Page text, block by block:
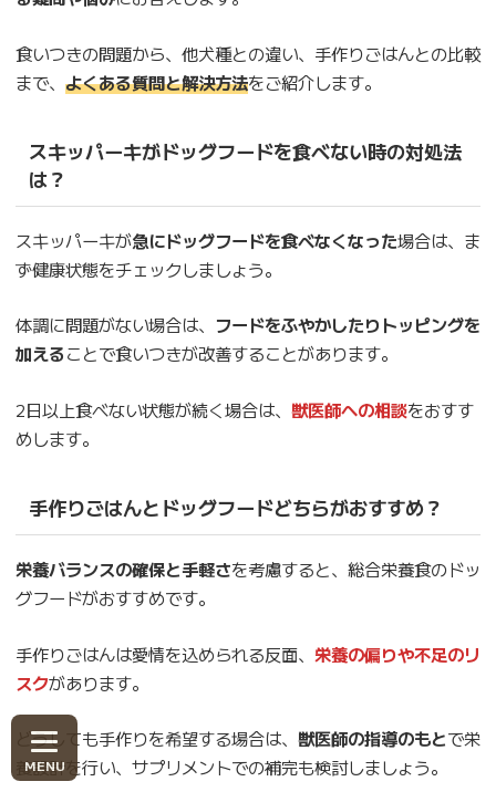
食いつきの問題から、他犬種との違い、手作りごはんとの比較
まで、 よくある質問と解決方法をご紹介します。
スキッパーキがドッグフードを食べない時の対処法
は？
スキッパーキが急にドッグフードを食べなくなった場合は、ま
ず健康状態をチェックしましょう。
体調に問題がない場合は、 フードをふやかしたりトッピングを
加えることで食いつきが改善することがあります。
2日以上食べない状態が続く場合は、 獣医師への相談をおすす
めします。
手作りごはんとドッグフードどちらがおすすめ？
栄養バランスの確保と手軽さを考慮すると、総合栄養食のドッ
グフードがおすすめです。
手作りごはんは愛情を込められる反面、 栄養の偏りや不足のリ
スクがあります。
どうしても手作りを希望する場合は、 獣医師の指導のもとで栄
養設計を行い、サプリメントでの補完も検討しましょう。